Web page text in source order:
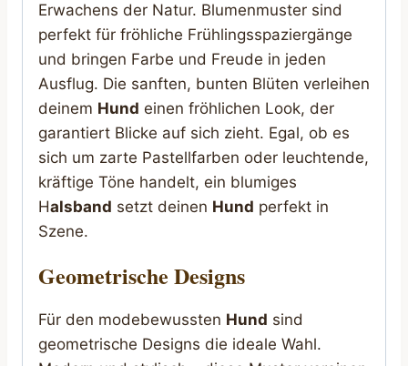
Erwachens der Natur. Blumenmuster sind
perfekt für fröhliche Frühlingsspaziergänge
und bringen Farbe und Freude in jeden
Ausflug. Die sanften, bunten Blüten verleihen
deinem Hund einen fröhlichen Look, der
garantiert Blicke auf sich zieht. Egal, ob es
sich um zarte Pastellfarben oder leuchtende,
kräftige Töne handelt, ein blumiges
Halsband setzt deinen Hund perfekt in
Szene.
Geometrische Designs
Für den modebewussten Hund sind
geometrische Designs die ideale Wahl.